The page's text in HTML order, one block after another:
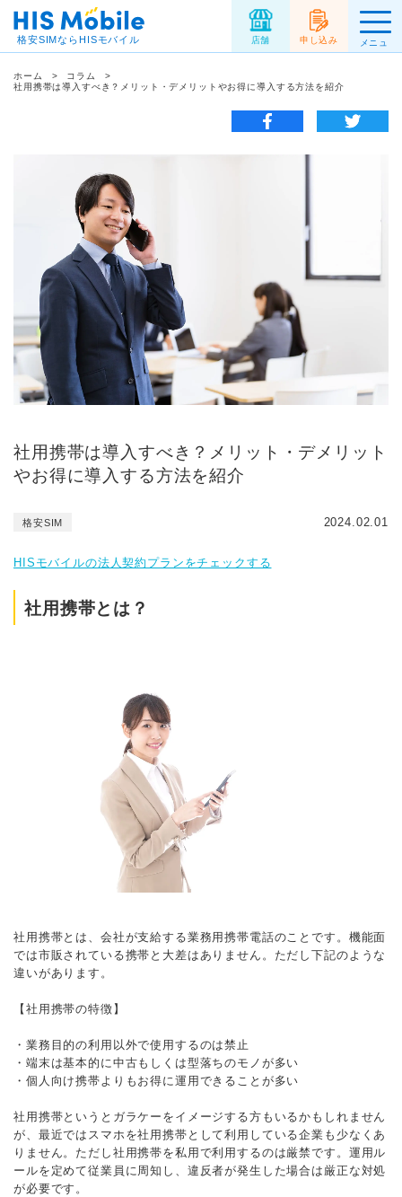
格安SIMならHISモバイル 店舗 申し込み
メニュ
ー
ホーム
コラム
社用携帯は導入すべき？メリット・デメリットやお得に導入する方法を紹介
社用携帯は導入すべき？メリット・デメリット
やお得に導入する方法を紹介
格安SIM 2024.02.01
HISモバイルの法人契約プランをチェックする
社用携帯とは？
社用携帯とは、会社が支給する業務用携帯電話のことです。機能面
では市販されている携帯と大差はありません。ただし下記のような
違いがあります。
【社用携帯の特徴】
・業務目的の利用以外で使用するのは禁止
・端末は基本的に中古もしくは型落ちのモノが多い
・個人向け携帯よりもお得に運用できることが多い
社用携帯というとガラケーをイメージする方もいるかもしれません
が、最近ではスマホを社用携帯として利用している企業も少なくあ
りません。ただし社用携帯を私用で利用するのは厳禁です。運用ル
ールを定めて従業員に周知し、違反者が発生した場合は厳正な対処
が必要です。